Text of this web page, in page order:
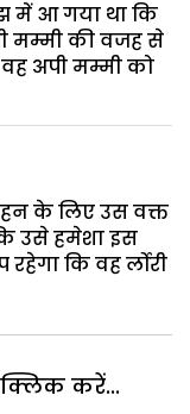
में आ गया था कि
मम्मी की वजह से
अपी मम्मी को
के लिए उस वक्त
उसे हमेशा इस
रहेगा कि वह र्लोरी
करें...